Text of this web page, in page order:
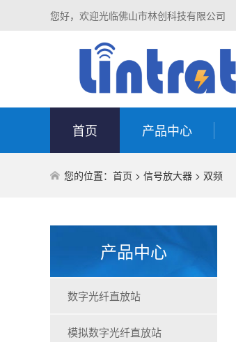
您好，欢迎光临佛山市林创科技有限公司
首页 产品中心
您的位置： 首页 > 信号放大器 > 双频
产品中心
数字光纤直放站
模拟数字光纤直放站